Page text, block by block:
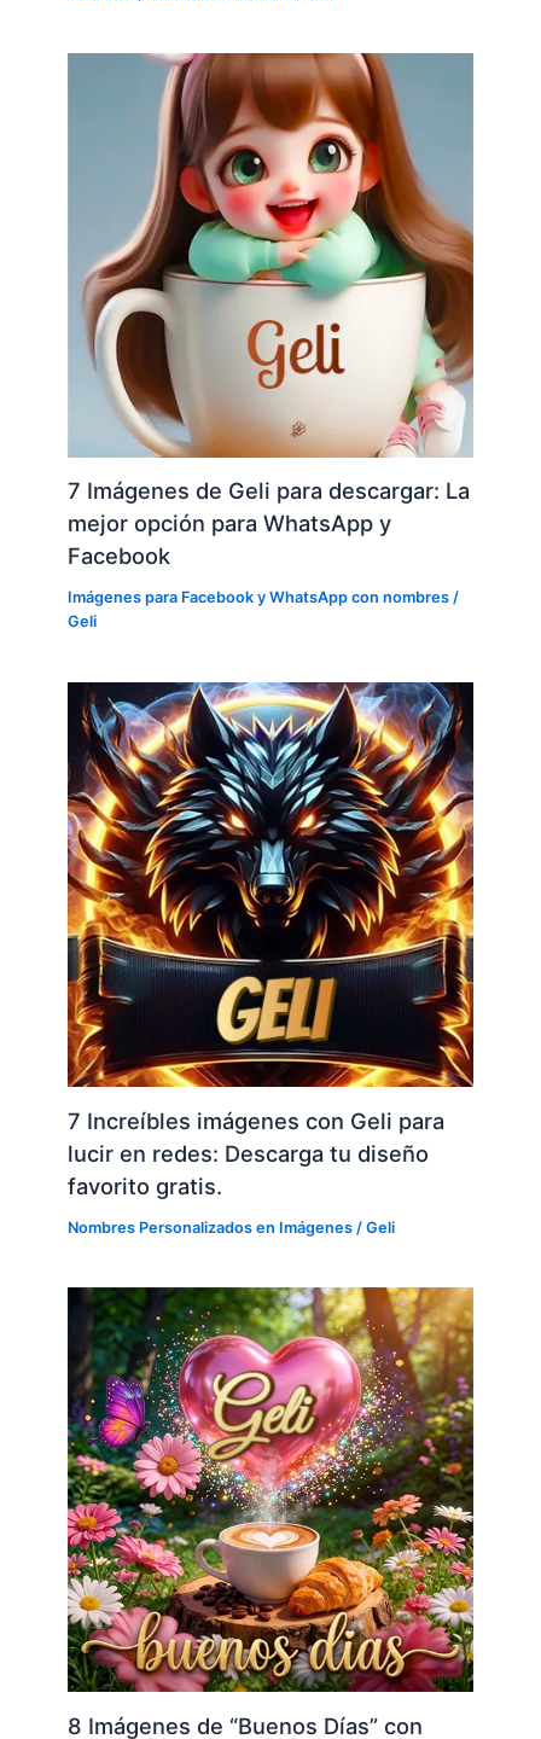
7 Imágenes de Geli para descargar: La
mejor opción para WhatsApp y
Facebook
Imágenes para Facebook y WhatsApp con nombres /
Geli
7 Increíbles imágenes con Geli para
lucir en redes: Descarga tu diseño
favorito gratis.
Nombres Personalizados en Imágenes /Geli
8 Imágenes de “Buenos Días” con